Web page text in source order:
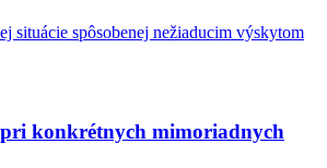
situácie spôsobenej nežiaducim výskytom
konkrétnych mimoriadnych